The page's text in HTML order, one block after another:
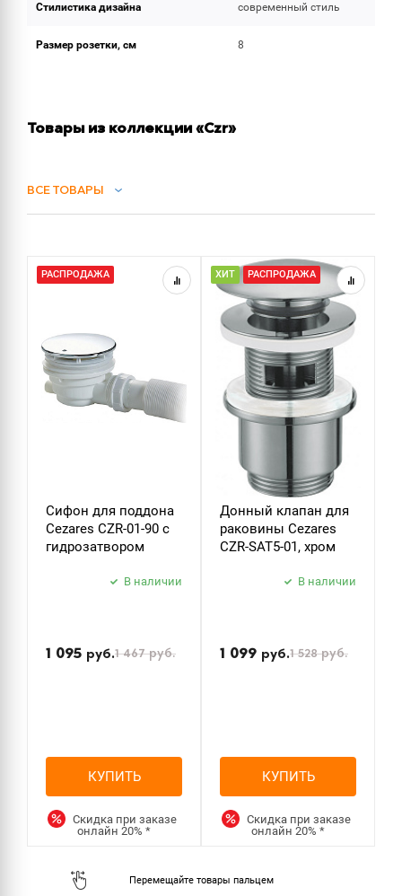
Стилистика дизайна современный стиль
Размер розетки, см 8
Товары из коллекции «Czr»
ВСЕ ТОВАРЫ
ДУШ
ДУШЕВЫЕ ГАРНИТУРЫ
РАСПРОДАЖА
Сифон для поддона
Cezares CZR-01-90 с
гидрозатвором
В наличии
1 095 руб.1 467руб.
КУПИТЬ
Скидка при заказе
онлайн20%*
ХИТ РАСПРОДАЖА
Донный клапан для
раковины Cezares
CZR-SAT5-01, хром
В наличии
1 099 руб.1 528руб.
КУПИТЬ
Скидка при заказе
онлайн20%*